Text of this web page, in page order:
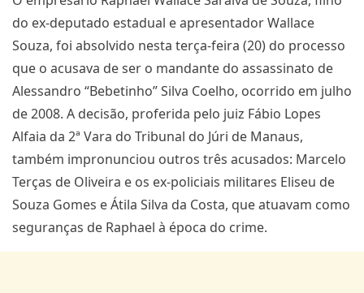
do ex-deputado estadual e apresentador Wallace
Souza, foi absolvido nesta terça-feira (20) do processo
que o acusava de ser o mandante do assassinato de
Alessandro “Bebetinho” Silva Coelho, ocorrido em julho
de 2008. A decisão, proferida pelo juiz Fábio Lopes
Alfaia da 2ª Vara do Tribunal do Júri de Manaus,
também impronunciou outros três acusados: Marcelo
Terças de Oliveira e os ex-policiais militares Eliseu de
Souza Gomes e Átila Silva da Costa, que atuavam como
seguranças de Raphael à época do crime.